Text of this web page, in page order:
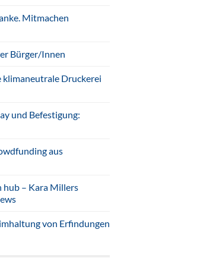
Mitmachen
Bürger/Innen
klimaneutrale Druckerei
und Befestigung:
aus
hub – Kara Millers
von Erfindungen